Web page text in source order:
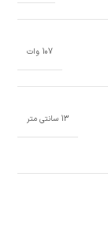
107 وات
13 سانتی متر